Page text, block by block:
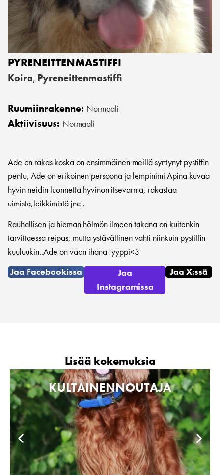
PYRENEITTENMASTIFFI
Koira, Pyreneittenmastiffi
Ruumiinrakenne: Normaali
Aktiivisuus: Normaali
Ade on rakas koska on ensimmäinen meillä syntynyt pystiffin
pentu, Ade on erikoinen persoona ja lempinimi Apina kuvaa
hyvin neidin luonnetta hyvinon itsevarma, rakastaa
uimista,leikkimistä jne..
Rauhallisen ja hieman hölmön ilmeen takana on kuitenkin
tarvittaessa reipas, mutta ystävällinen vahti niinkuin pystiffin
kuuluukin..Ade on vaan ihana tyyppi<3
Jaa Facebookissa
Jaa
Instagramissa
Jaa X:ssä
Lisää kokemuksia
KULTAINENNOUTAJA